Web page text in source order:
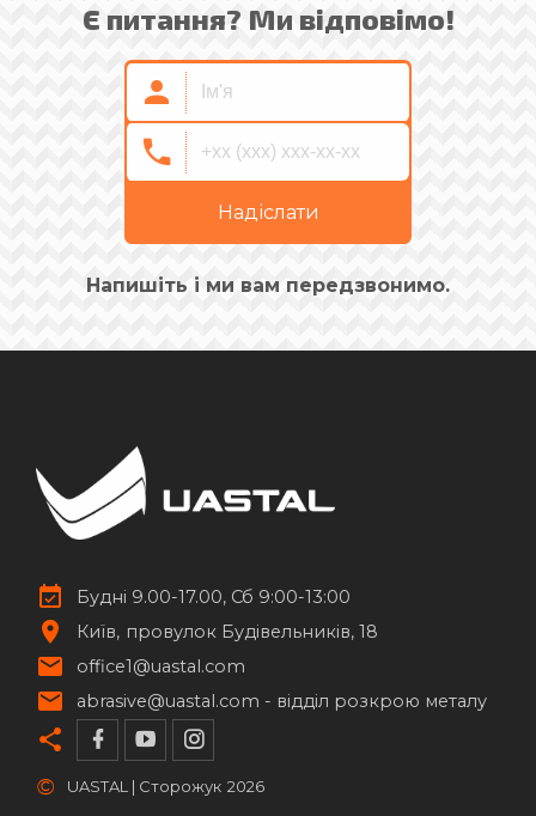
Є питання? Ми відповімо!
Надіслати
Напишіть і ми вам передзвонимо.
Будні 9.00-17.00, Сб 9:00-13:00
Київ
провулок Будівельників, 18
office1@uastal.com
abrasive@uastal.com - відділ розкрою металу
© UASTAL | Сторожук 2026